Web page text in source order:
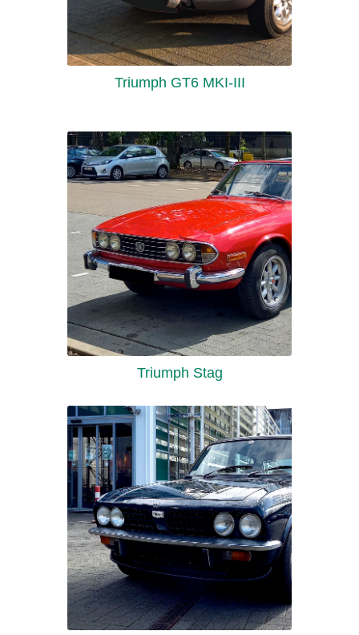
Triumph GT6 MKI-III
Triumph Stag